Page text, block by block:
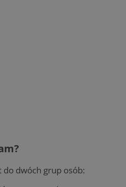
dwóch grup osób: